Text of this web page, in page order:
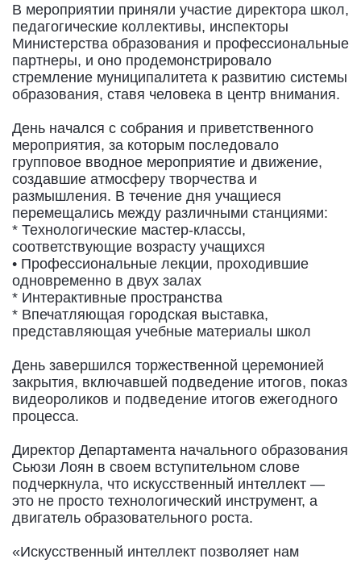
В мероприятии приняли участие директора школ,
педагогические коллективы, инспекторы
Министерства образования и профессиональные
партнеры, и оно продемонстрировало
стремление муниципалитета к развитию системы
образования, ставя человека в центр внимания.
День начался с собрания и приветственного
мероприятия, за которым последовало
групповое вводное мероприятие и движение,
создавшие атмосферу творчества и
размышления. В течение дня учащиеся
перемещались между различными станциями:
* Технологические мастер-классы,
соответствующие возрасту учащихся
• Профессиональные лекции, проходившие
одновременно в двух залах
* Интерактивные пространства
* Впечатляющая городская выставка,
представляющая учебные материалы школ
День завершился торжественной церемонией
закрытия, включавшей подведение итогов, показ
видеороликов и подведение итогов ежегодного
процесса.
Директор Департамента начального образования
Сьюзи Лоян в своем вступительном слове
подчеркнула, что искусственный интеллект —
это не просто технологический инструмент, а
двигатель образовательного роста.
«Искусственный интеллект позволяет нам